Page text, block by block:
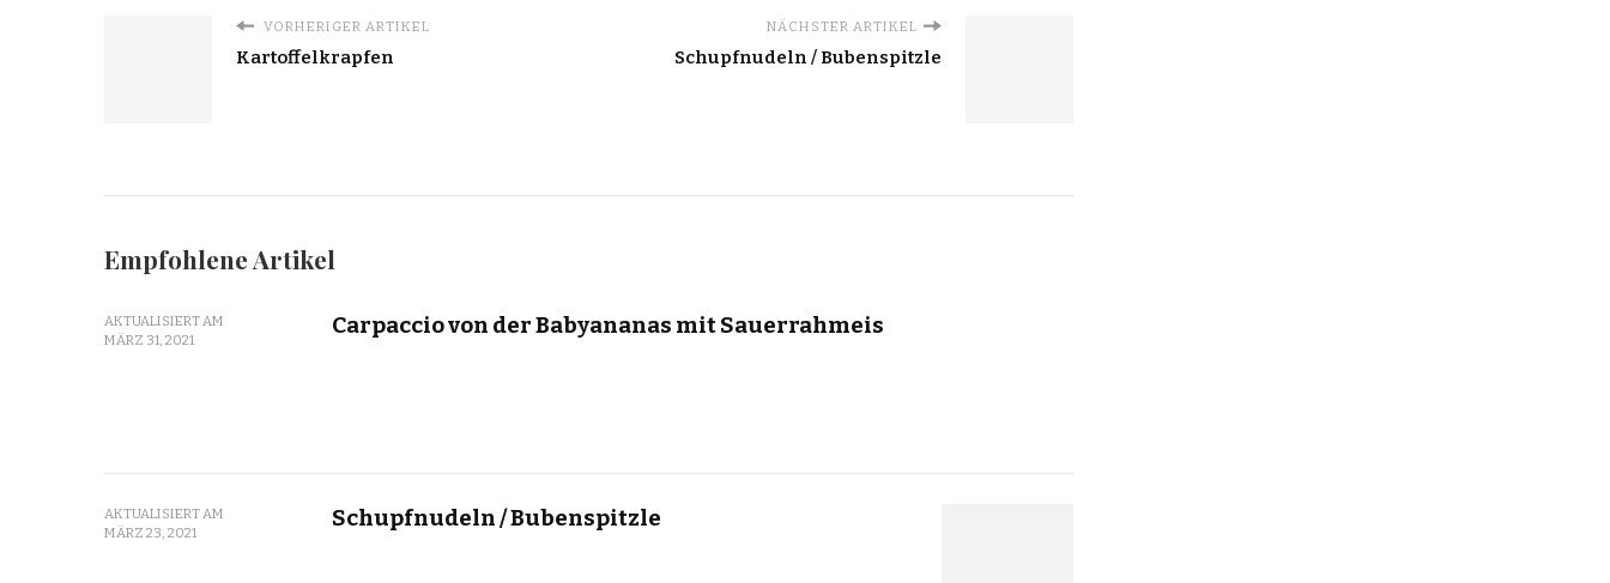
VORHERIGER ARTIKEL
Kartoffelkrapfen
NÄCHSTER ARTIKEL
Schupfnudeln / Bubenspitzle
Empfohlene Artikel
AKTUALISIERT AM
MÄRZ 31, 2021
Carpaccio von der Babyananas mit Sauerrahmeis
AKTUALISIERT AM
MÄRZ 23, 2021
Schupfnudeln / Bubenspitzle